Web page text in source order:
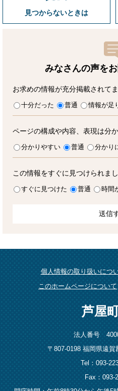
見つからないときは
みなさんの声を
お求めの情報が充分掲載されて
十分だった 普通 情報が足
ページの構成や内容、表現は分
分かりやすい 普通 分かり
この情報をすぐに見つけられま
すぐに見つけた 普通 時間
個人情報の取り扱いにつ
このホームページについて
芦屋
法人番号
〒807-0198 福岡県遠
Tel：093-
Fax：093-